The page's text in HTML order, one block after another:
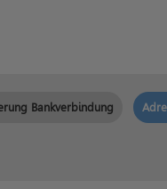
Bankverbindung